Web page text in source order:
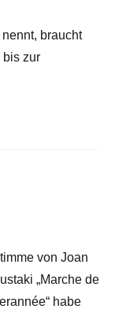
braucht
bis zur
von Joan
„Marche de
habe